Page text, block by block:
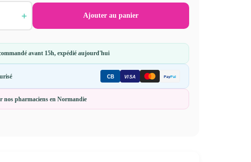
+ Ajouter au panier
avant 15h, expédié aujourd'hui
CB VISA PayPal
nos pharmaciens en Normandie